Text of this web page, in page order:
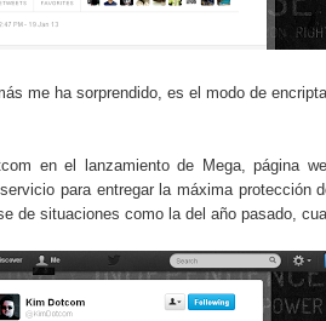
riesgos y cómo funciona
datos recopilan y cómo los utilizan
hábitos de consumo digital en los
ventajas y cuál elegir según tu
me ha sorprendido, es el modo de
en el lanzamiento de Mega, página
para entregar la máxima protección
de situaciones como la del año pasado,